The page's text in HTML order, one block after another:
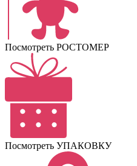
Посмотреть РОСТОМЕР
Посмотреть УПАКОВКУ